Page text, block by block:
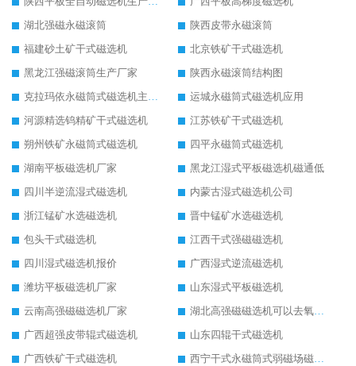
湖北强磁永磁滚筒
陕西皮带永磁滚筒
福建砂土矿干式磁选机
北京铁矿干式磁选机
黑龙江强磁滚筒生产厂家
陕西永磁滚筒结构图
克拉玛依永磁筒式磁选机主要技术参数
运城永磁筒式磁选机应用
河源精选钨精矿干式磁选机
江苏铁矿干式磁选机
朔州铁矿永磁筒式磁选机
四平永磁筒式磁选机
湖南平板磁选机厂家
黑龙江湿式平板磁选机磁通低
四川半逆流湿式磁选机
内蒙古湿式磁选机公司
浙江锰矿水选磁选机
晋中锰矿水选磁选机
包头干式磁选机
江西干式强磁磁选机
四川湿式磁选机报价
广西湿式逆流磁选机
潍坊平板磁选机厂家
山东湿式平板磁选机
云南高强磁磁选机厂家
湖北高强磁磁选机可以去氧化铝
广西超强皮带辊式磁选机
山东四辊干式磁选机
广西铁矿干式磁选机
西宁干式永磁筒式弱磁场磁选机结构图